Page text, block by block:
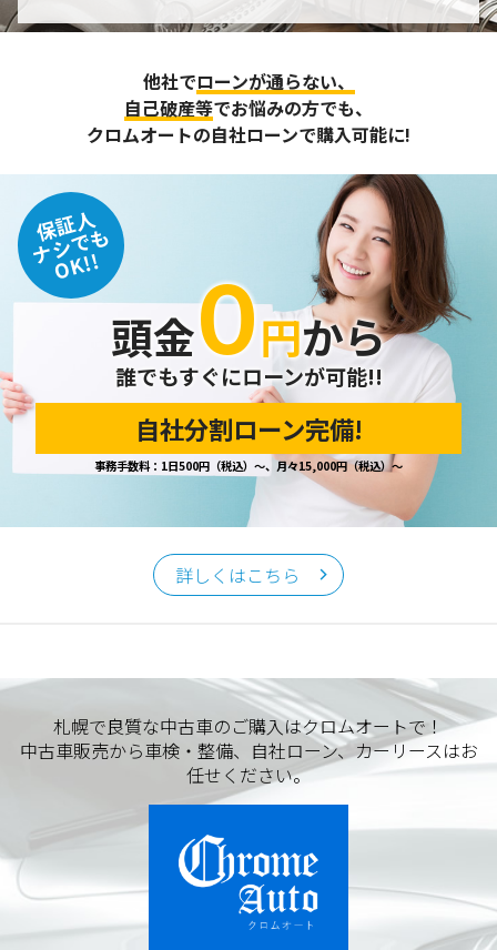
他社でローンが通らない、
自己破産等でお悩みの方でも、
クロムオートの自社ローンで購入可能に!
保証人
ナシでも
OK!!
頭金０円から
誰でもすぐにローンが可能!!
自社分割ローン完備!
事務手数料：1日500円（税込）～、月々15,000円（税込）～
詳しくはこちら
札幌で良質な中古車のご購入はクロムオートで！
中古車販売から車検・整備、自社ローン、カーリースはお
任せください。